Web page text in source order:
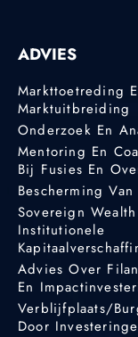
ADVIES
Markttoetreding
Marktuitbreiding
Onderzoek En
Mentoring En
Bij Fusies En
Bescherming
Sovereign
Institutionele
Advies Over
En
Verblijfplaats/
Door